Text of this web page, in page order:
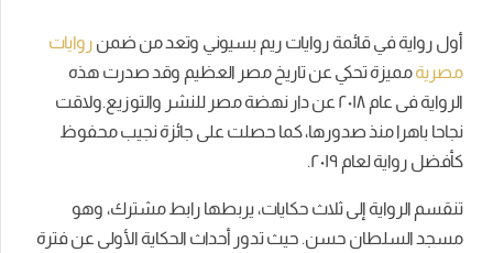
أول رواية في قائمة روايات ريم بسيوني وتعد من ضمن روايات
مصريةمميزة تحكي عن تاريخ مصر العظيم وقد صدرت هذه
الرواية فى عام ٢۰١٨ عن دار نهضة مصر للنشر والتوزيع.ولاقت
نجاحا باهرا منذ صدورها، كما حصلت على جائزة نجيب محفوظ
كأفضل رواية لعام ٢۰١٩.
تنقسم الرواية إلى ثلاث حكايات، يربطها رابط مشترك، وهو
مسجد السلطان حسن. حيث تدور أحداث الحكاية الأولى عن فترة